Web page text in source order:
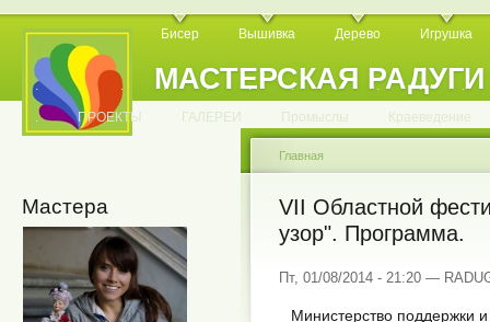
МАСТЕРСКАЯ РАДУГИ
Бисер Вышивка Дерево Игрушка
. . . . . . . . . . .
. ПРОЕКТЫ ГАЛЕРЕИ Промыслы Краеведение
Мастера
Главная
VII Областной
узор". Программа.
Пт, 01/08/2014 - 21:20 —
Министерство поддержки